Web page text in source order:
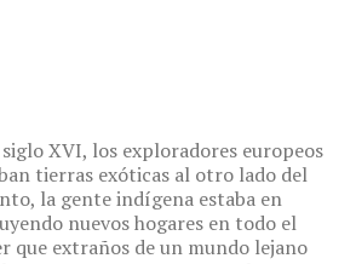
XVI, los exploradores europeos
tierras exóticas al otro lado del
la gente indígena estaba en
nuevos hogares en todo el
que extraños de un mundo lejano